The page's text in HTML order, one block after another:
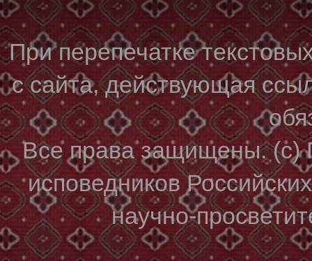
При перепечатке
с сайта, действующая
Все права защищены. (с)
исповедников
научно-